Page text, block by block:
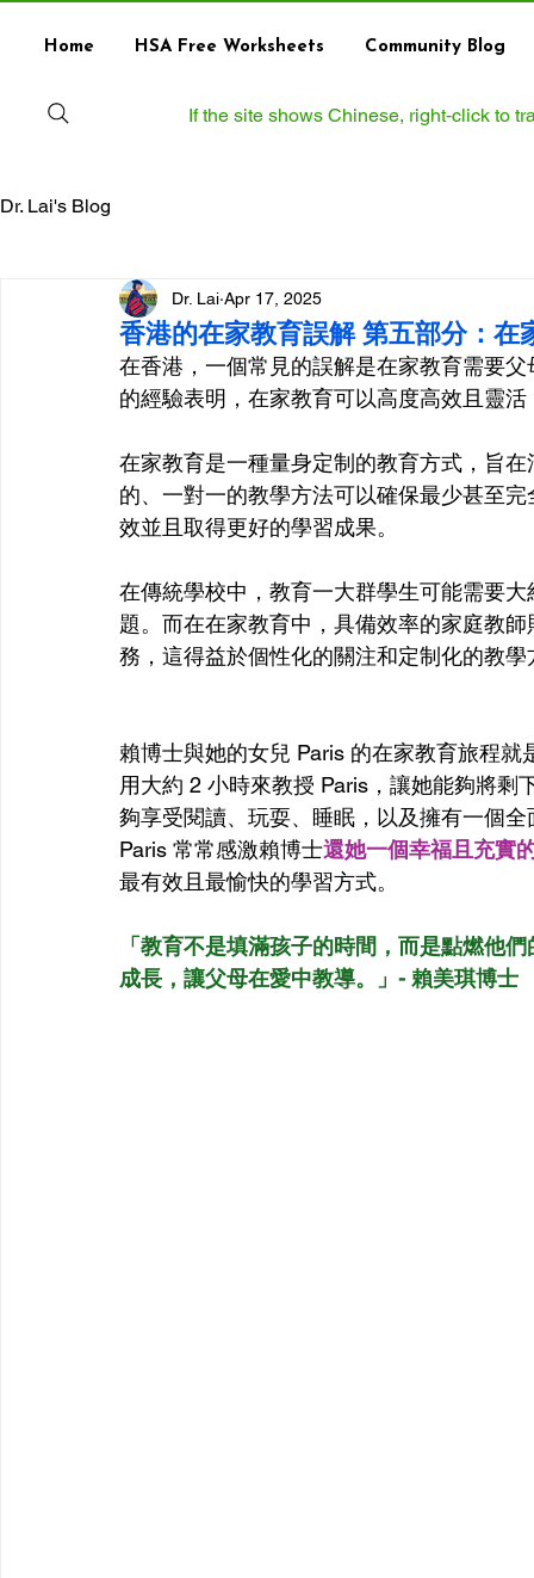
Home HSA Free Worksheets Community Blog
If the site shows Chinese, right‑click to
Dr. Lai's Blog
香港的在家教育誤解 第五部分：在
Dr. Lai Apr 17, 2025
在香港，一個常見的誤解是在家教育需要
的經驗表明，在家教育可以高度高效且靈
在家教育是一種量身定制的教育方式，旨
的、一對一的教學方法可以確保最少甚至
效並且取得更好的學習成果。
在傳統學校中，教育一大群學生可能需要
題。而在在家教育中，具備效率的家庭教
務，這得益於個性化的關注和定制化的教學
賴博士與她的女兒 Paris 的在家教育旅程
用大約 2 小時來教授 Paris，讓她能夠將
夠享受閱讀、玩耍、睡眠，以及擁有一個
Paris 常常感激賴博士還她一個幸福且充實
最有效且最愉快的學習方式。
「教育不是填滿孩子的時間，而是點燃他
成長，讓父母在愛中教導。」- 賴美琪博士